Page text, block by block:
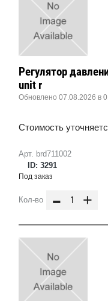
Арт. brd711002
ID: 3291
Регулятор
unit r
Обновлено 07.08.2026 в
Стоимость
Под заказ
Кол-во - +